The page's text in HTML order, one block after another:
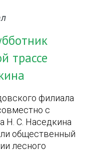
трассе
филиала
с
Н. С. Наседкина
общественный
лесного